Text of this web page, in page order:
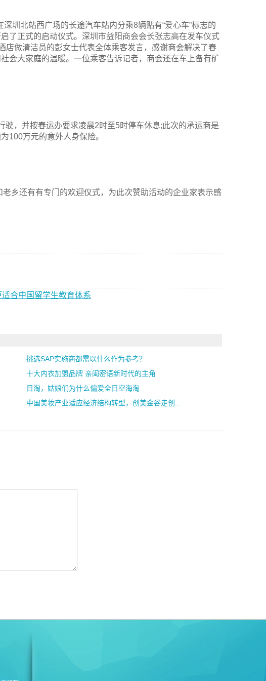
圳北站西广场的长途汽车站内分乘8辆贴有“爱心车”标志的
了正式的启动仪式。深圳市益阳商会会长张志高在发车仪式
店做清洁员的彭女士代表全体乘客发言，感谢商会解决了春
会大家庭的温暖。一位乘客告诉记者，商会还在车上备有矿
，并按春运办要求凌晨2时至5时停车休息;此次的承运商是
100万元的意外人身保险。
乡还有有专门的欢迎仪式，为此次赞助活动的企业家表示感
合中国留学生教育体系
挑选SAP实施商都需以什么作为参考？
十大内衣加盟品牌 亲闺密语新时代的主角
日淘，姑娘们为什么偏爱全日空海淘
中国美妆产业适应经济结构转型，创美金谷走创...